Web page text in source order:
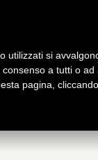
Logos
utilizzati si
a tutti o
pagina,